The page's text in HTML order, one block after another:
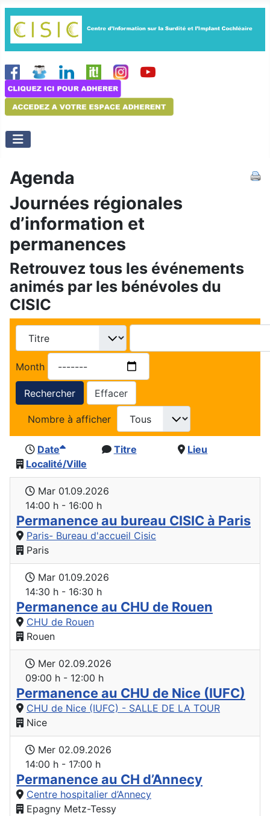
Agenda
Journées régionales
d’information et
permanences
Retrouvez tous les événements
animés par les bénévoles du
CISIC
Month
Rechercher Effacer
Nombre à afficher
Date Titre
Lieu
Localité/Ville
Mar 01.09.2026
14:00 h - 16:00 h
Permanence au bureau CISIC à Paris
Paris- Bureau d'accueil Cisic
Paris
Mar 01.09.2026
14:30 h - 16:30 h
Permanence au CHU de Rouen
CHU de Rouen
Rouen
Mer 02.09.2026
09:00 h - 12:00 h
Permanence au CHU de Nice (IUFC)
CHU de Nice (IUFC) - SALLE DE LA TOUR
Nice
Mer 02.09.2026
14:00 h - 17:00 h
Permanence au CH d’Annecy
Centre hospitalier d’Annecy
Epagny Metz-Tessy